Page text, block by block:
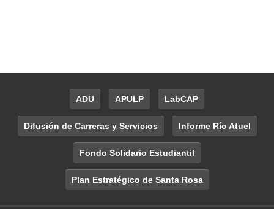
ADU APULP LabCAP
Difusión de Carreras y Servicios Informe Río Atuel
Fondo Solidario Estudiantil
Plan Estratégico de Santa Rosa